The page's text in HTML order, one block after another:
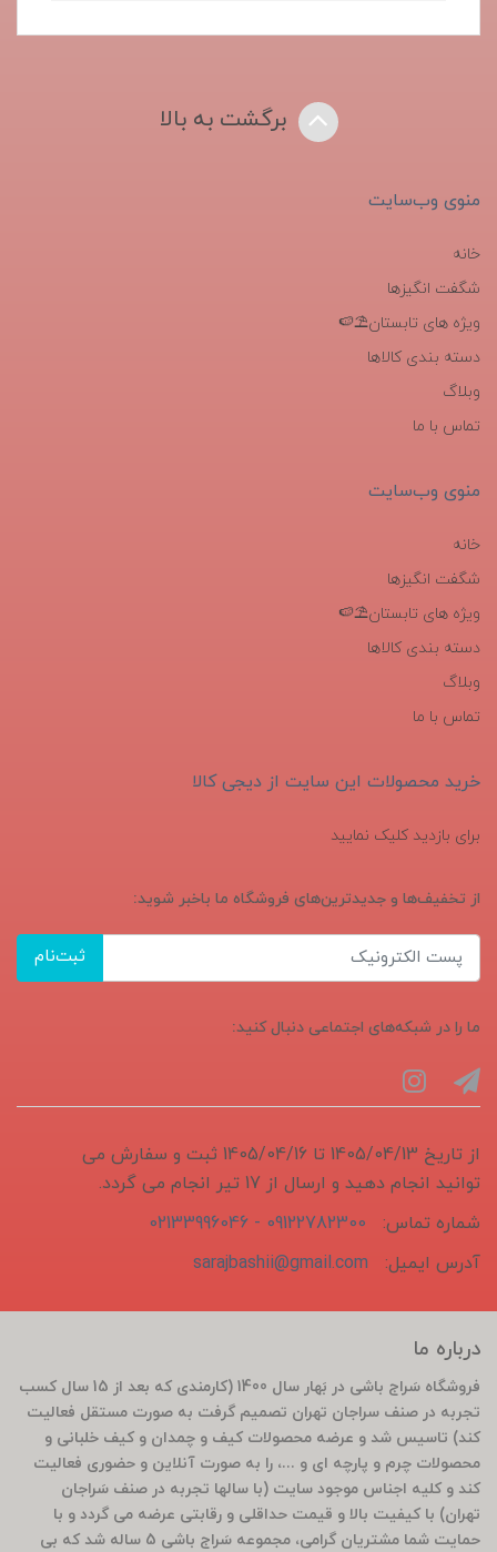
برگشت به بالا
منوی وب‌سایت
خانه
شگفت انگیزها
ویژه های تابستان⛱️🍉
دسته بندی کالاها
وبلاگ
تماس با ما
منوی وب‌سایت
خانه
شگفت انگیزها
ویژه های تابستان⛱️🍉
دسته بندی کالاها
وبلاگ
تماس با ما
خرید محصولات این سایت از دیجی کالا
برای بازدید کلیک نمایید
از تخفیف‌ها و جدیدترین‌های فروشگاه ما باخبر شوید:
ثبت‌نام
ما را در شبکه‌های اجتماعی دنبال کنید:
از تاریخ 1405/04/13 تا 1405/04/16 ثبت و سفارش می
توانید انجام دهید و ارسال از 17 تیر انجام می گردد.
شماره تماس:
09122782300 - 02133996046
آدرس ایمیل:
sarajbashii@gmail.com
درباره ما
فروشگاه سَراج باشی در بَهار سال 1400 (کارمندی که بعد از 15 سال کسب
تجربه در صنف سراجان تهران تصمیم گرفت به صورت مستقل فعالیت
کند) تاسیس شد و عرضه محصولات کیف و چمدان و کیف خلبانی و
محصولات چرم و پارچه ای و ...، را به صورت آنلاین و حضوری فعالیت
کند و کلیه اجناس موجود سایت (با سالها تجربه در صنف سَراجان
تهران) با کیفیت بالا و قیمت حداقلی و رقابتی عرضه می گردد و با
حمایت شما مشتریان گرامی، مجموعه سَراج باشی 5 ساله شد که بی